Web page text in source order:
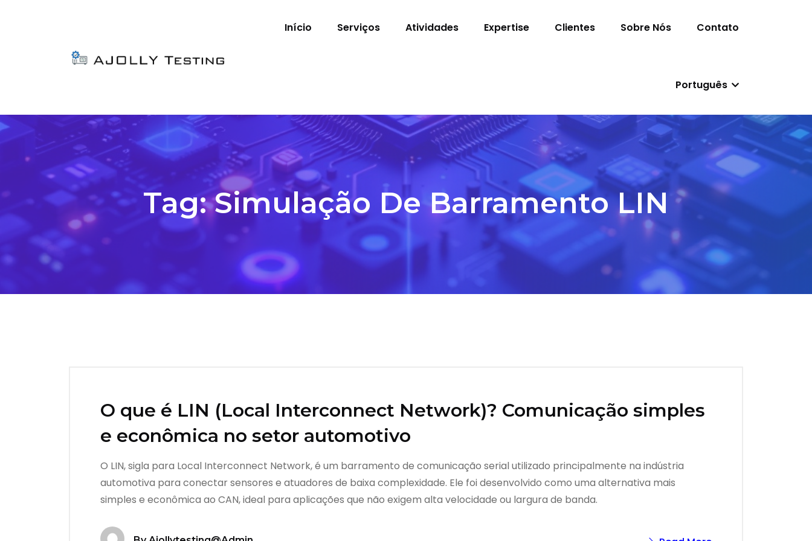
Início Serviços Atividades Expertise Clientes Sobre Nós Contato
Português
Tag:Simulação De Barramento LIN
O que é LIN (Local Interconnect Network)? Comunicação simples
e econômica no setor automotivo
O LIN, sigla para Local Interconnect Network, é um barramento de comunicação serial utilizado principalmente na indústria
automotiva para conectar sensores e atuadores de baixa complexidade. Ele foi desenvolvido como uma alternativa mais
simples e econômica ao CAN, ideal para aplicações que não exigem alta velocidade ou largura de banda.